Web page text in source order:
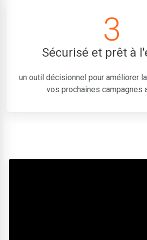
3
Sécurisé et prêt à
un outil décisionnel pour améliorer
vos prochaines campagnes